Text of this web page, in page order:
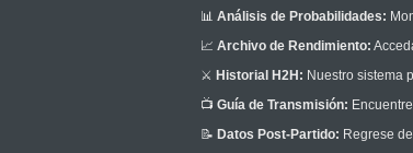
📊 Análisis de Probabilidades:
📈 Archivo de Rendimiento:
⚔️ Historial H2H: Nuestro sistema
📺 Guía de Transmisión:
📝 Datos Post-Partido: Regrese